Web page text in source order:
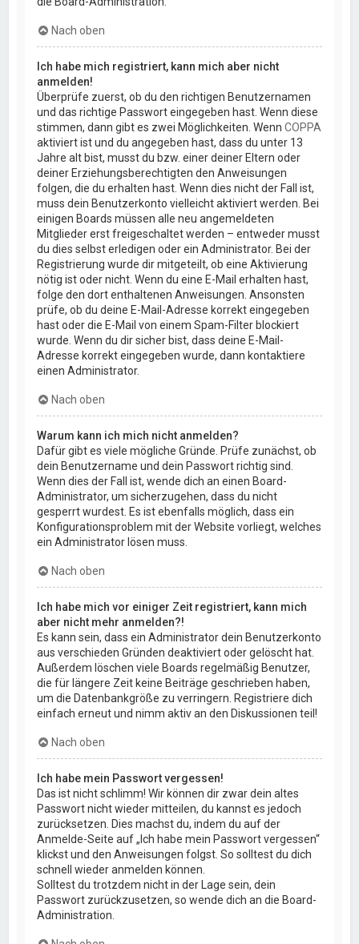
Nach oben
Ich habe mich registriert, kann mich aber nicht
anmelden!
Überprüfe zuerst, ob du den richtigen Benutzernamen
und das richtige Passwort eingegeben hast. Wenn diese
stimmen, dann gibt es zwei Möglichkeiten. WennCOPPA
aktiviert ist und du angegeben hast, dass du unter 13
Jahre alt bist, musst du bzw. einer deiner Eltern oder
deiner Erziehungsberechtigten den Anweisungen
folgen, die du erhalten hast. Wenn dies nicht der Fall ist,
muss dein Benutzerkonto vielleicht aktiviert werden. Bei
einigen Boards müssen alle neu angemeldeten
Mitglieder erst freigeschaltet werden – entweder musst
du dies selbst erledigen oder ein Administrator. Bei der
Registrierung wurde dir mitgeteilt, ob eine Aktivierung
nötig ist oder nicht. Wenn du eine E-Mail erhalten hast,
folge den dort enthaltenen Anweisungen. Ansonsten
prüfe, ob du deine E-Mail-Adresse korrekt eingegeben
hast oder die E-Mail von einem Spam-Filter blockiert
wurde. Wenn du dir sicher bist, dass deine E-Mail-
Adresse korrekt eingegeben wurde, dann kontaktiere
einen Administrator.
Nach oben
Warum kann ich mich nicht anmelden?
Dafür gibt es viele mögliche Gründe. Prüfe zunächst, ob
dein Benutzername und dein Passwort richtig sind.
Wenn dies der Fall ist, wende dich an einen Board-
Administrator, um sicherzugehen, dass du nicht
gesperrt wurdest. Es ist ebenfalls möglich, dass ein
Konfigurationsproblem mit der Website vorliegt, welches
ein Administrator lösen muss.
Nach oben
Ich habe mich vor einiger Zeit registriert, kann mich
aber nicht mehr anmelden?!
Es kann sein, dass ein Administrator dein Benutzerkonto
aus verschieden Gründen deaktiviert oder gelöscht hat.
Außerdem löschen viele Boards regelmäßig Benutzer,
die für längere Zeit keine Beiträge geschrieben haben,
um die Datenbankgröße zu verringern. Registriere dich
einfach erneut und nimm aktiv an den Diskussionen teil!
Nach oben
Ich habe mein Passwort vergessen!
Das ist nicht schlimm! Wir können dir zwar dein altes
Passwort nicht wieder mitteilen, du kannst es jedoch
zurücksetzen. Dies machst du, indem du auf der
Anmelde-Seite auf „Ich habe mein Passwort vergessen“
klickst und den Anweisungen folgst. So solltest du dich
schnell wieder anmelden können.
Solltest du trotzdem nicht in der Lage sein, dein
Passwort zurückzusetzen, so wende dich an die Board-
Administration.